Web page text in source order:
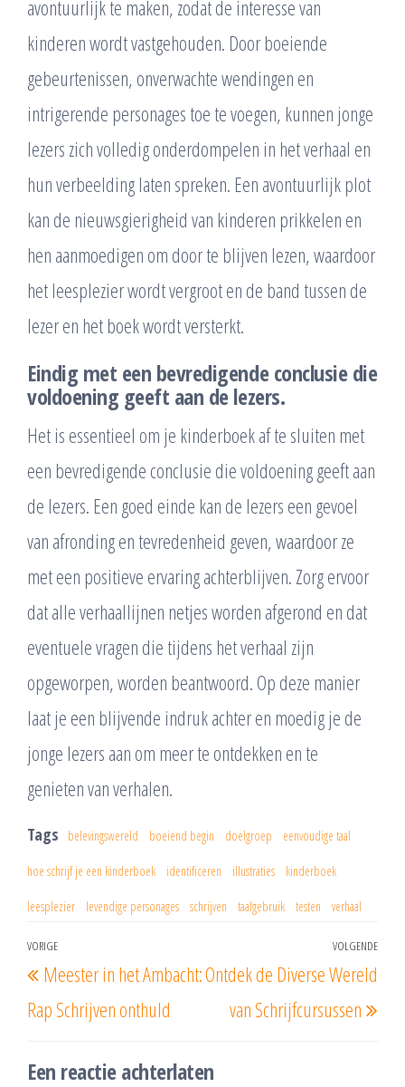
avontuurlijk te maken, zodat de interesse van
kinderen wordt vastgehouden. Door boeiende
gebeurtenissen, onverwachte wendingen en
intrigerende personages toe te voegen, kunnen jonge
lezers zich volledig onderdompelen in het verhaal en
hun verbeelding laten spreken. Een avontuurlijk plot
kan de nieuwsgierigheid van kinderen prikkelen en
hen aanmoedigen om door te blijven lezen, waardoor
het leesplezier wordt vergroot en de band tussen de
lezer en het boek wordt versterkt.
Eindig met een bevredigende conclusie die
voldoening geeft aan de lezers.
Het is essentieel om je kinderboek af te sluiten met
een bevredigende conclusie die voldoening geeft aan
de lezers. Een goed einde kan de lezers een gevoel
van afronding en tevredenheid geven, waardoor ze
met een positieve ervaring achterblijven. Zorg ervoor
dat alle verhaallijnen netjes worden afgerond en dat
eventuele vragen die tijdens het verhaal zijn
opgeworpen, worden beantwoord. Op deze manier
laat je een blijvende indruk achter en moedig je de
jonge lezers aan om meer te ontdekken en te
genieten van verhalen.
Tags belevingswereld boeiend begin doelgroep eenvoudige taal
hoe schrijf je een kinderboek identificeren illustraties kinderboek
leesplezier levendige personages schrijven taalgebruik testen verhaal
Berichtnavigatie
Vorig
bericht
VORIGE
Meester in het Ambacht:
Rap Schrijven onthuld
VOLGENDE
Ontdek de Diverse Wereld
van Schrijfcursussen
Een reactie achterlaten